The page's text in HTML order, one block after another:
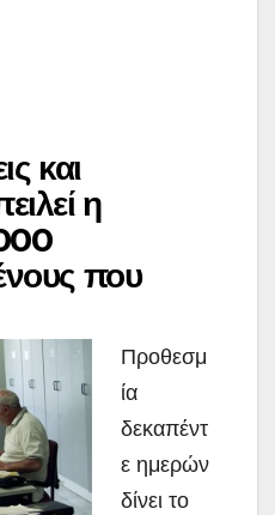
και
η
που
Προθεσμ
ία
δεκαπέντ
ε ημερών
δίνει το